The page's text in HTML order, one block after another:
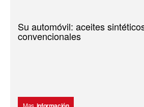
Su automóvil: aceites
convencionales
Mas